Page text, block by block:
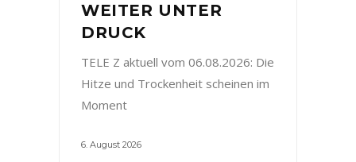
WEITER UNTER
DRUCK
TELE Z aktuell vom 06.08.2026: Die
Hitze und Trockenheit scheinen im
Moment
6. August 2026